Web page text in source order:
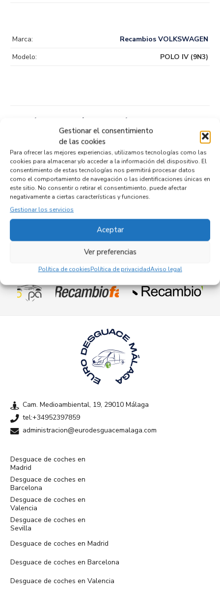
Gestionar el consentimiento
de las cookies
Para ofrecer las mejores experiencias, utilizamos tecnologías como las
cookies para almacenar y/o acceder a la información del dispositivo. El
consentimiento de estas tecnologías nos permitirá procesar datos
como el comportamiento de navegación o las identificaciones únicas en
este sitio. No consentir o retirar el consentimiento, puede afectar
negativamente a ciertas características y funciones.
Gestionar los servicios
Aceptar
Ver preferencias
Política de cookiesPolítica de privacidadAviso legal
Marca:
Recambios VOLKSWAGEN
Modelo:
POLO IV (9N3)
Productos relacionados
TERMOSTATO 349978624
Recambios » OTROS...MODELOS
Referencia ID: 147080
Referencia OEM: 349978624
17,95€
Empresas colaboradoras
Cam. Medioambiental, 19, 29010 Málaga
tel:+34952397859
administracion@eurodesguacemalaga.com
Desguace de coches en
Madrid
Desguace de coches en
Barcelona
Desguace de coches en
Valencia
Desguace de coches en
Sevilla
Desguace de coches en Madrid
Desguace de coches en Barcelona
Desguace de coches en Valencia